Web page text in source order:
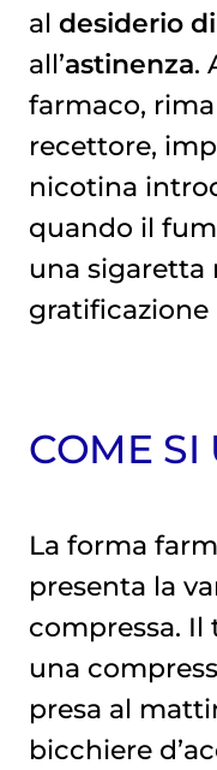
al desiderio
all’astinenza.
farmaco,
recettore,
nicotina
quando il
una sigaretta
gratificazione
COME SI
La forma
presenta la
compressa.
una
presa al
bicchiere